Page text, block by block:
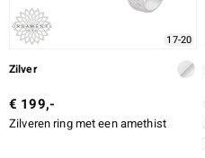
17-20
Zilver
€ 199,-
Zilveren ring met een amethist